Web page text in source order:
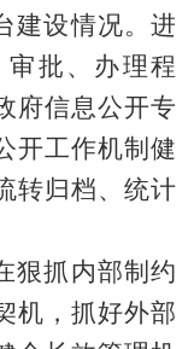
建设情况。 进
批、办理程
府信息公开专
开工作机制健
转归档、统计
狠抓内部制约
机，抓好外部